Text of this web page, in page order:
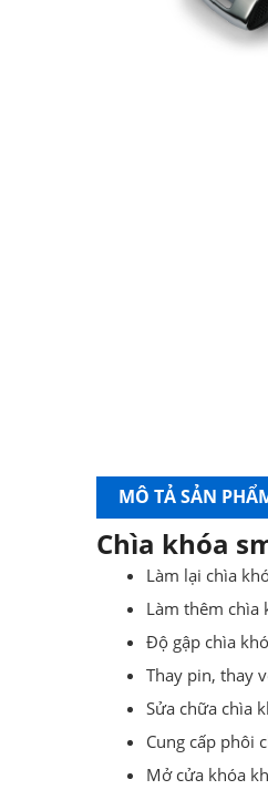
MÔ TẢ SẢN
Chìa khóa
Làm lại chìa
Làm thêm chìa
Độ gập chìa
Thay pin, thay
Sửa chữa chìa
Cung cấp phôi
Mở cửa khóa